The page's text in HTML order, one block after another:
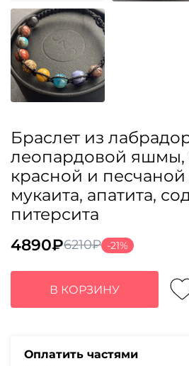
Браслет из
леопардовой яшмы,
красной и
мукаита, апатита,
питерсита
6210₽
Первоначальная
цена
составляла
6210₽.
4890₽
Текущая
цена:
4890₽.
-21%
В КОРЗИНУ
Оплатить частями